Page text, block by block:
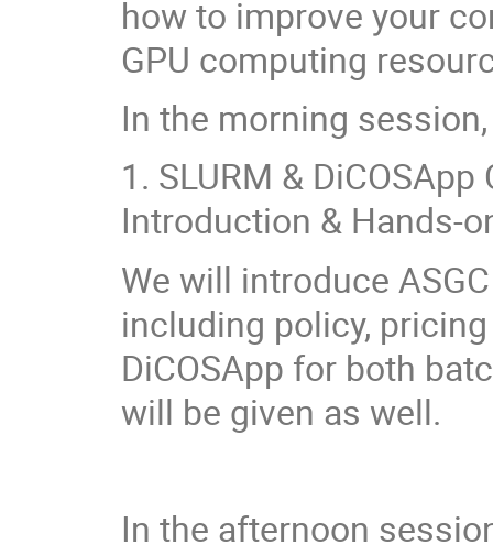
how to improve your
GPU computing
In the morning
1. SLURM &
Introduction & Hands-
We will introduce
including policy,
DiCOSApp for both
will be given as well.
In the afternoon